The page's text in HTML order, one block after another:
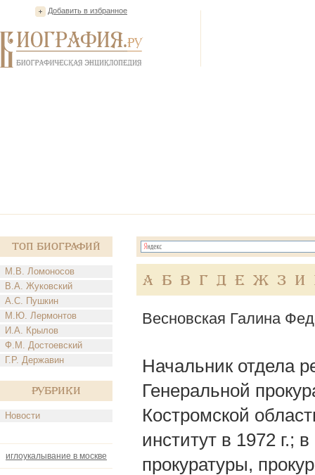
Добавить в избранное
Топ Биографий
М.В. Ломоносов
В.А. Жуковский
А.С. Пушкин
М.Ю. Лермонтов
И.А. Крылов
Ф.М. Достоевский
Г.Р. Державин
Рубрики
Новости
иглоукалывание в москве
А Б В Г Д Е Ж З И
Весновская Галина
Начальник отдела
Генеральной
Костромской
институт в 1972 г.;
прокуратуры,